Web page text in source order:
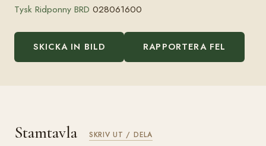
Tysk Ridponny BRD 028061600
SKICKA IN BILD RAPPORTERA FEL
Stamtavla SKRIV UT / DELA